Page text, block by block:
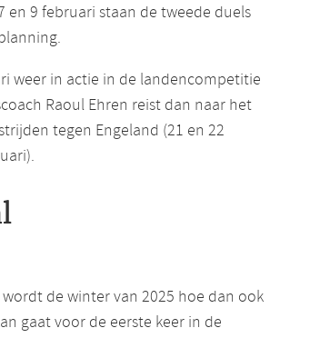
en 9 februari staan de tweede duels
weer in actie in de landencompetitie
Raoul Ehren reist dan naar het
tegen Engeland (21 en 22
de winter van 2025 hoe dan ook
gaat voor de eerste keer in de